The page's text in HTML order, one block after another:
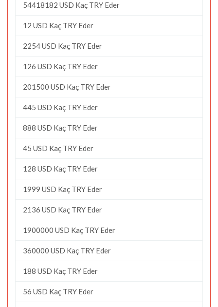
54418182 USD Kaç TRY Eder
12 USD Kaç TRY Eder
2254 USD Kaç TRY Eder
126 USD Kaç TRY Eder
201500 USD Kaç TRY Eder
445 USD Kaç TRY Eder
888 USD Kaç TRY Eder
45 USD Kaç TRY Eder
128 USD Kaç TRY Eder
1999 USD Kaç TRY Eder
2136 USD Kaç TRY Eder
1900000 USD Kaç TRY Eder
360000 USD Kaç TRY Eder
188 USD Kaç TRY Eder
56 USD Kaç TRY Eder